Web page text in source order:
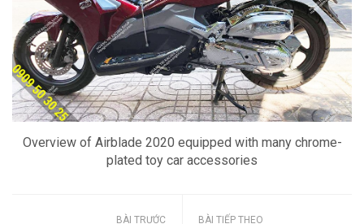
Overview of Airblade 2020 equipped with many chrome-
plated toy car accessories
BÀI TRƯỚC BÀI TIẾP THEO